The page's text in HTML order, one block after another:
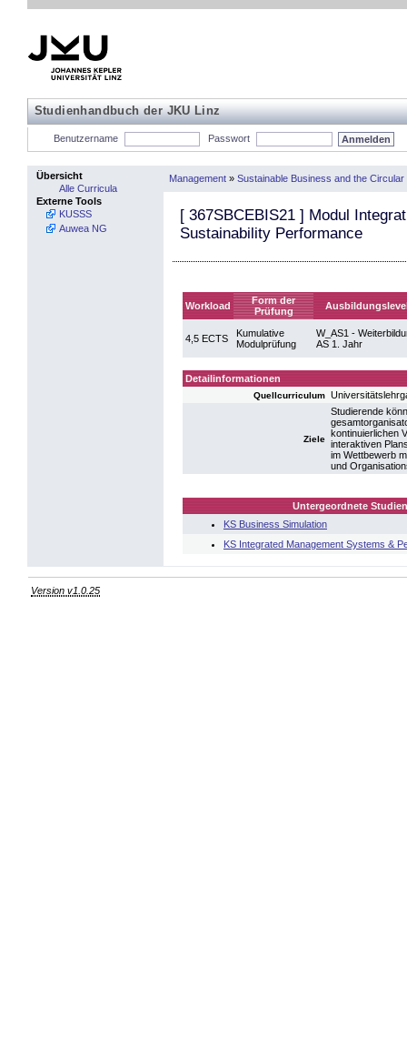
Studienhandbuch der JKU Linz
Benutzername Passwort
Übersicht
Alle Curricula
Externe Tools
KUSSS
Auwea NG
Management » Sustainable Business and the
[ 367SBCEBIS21 ] Modul
Sustainability Performance
Workload
Form der
Prüfung
4,5 ECTS
Kumulative
Modulprüfung
W_AS1 -
AS 1. Jahr
Detailinformationen
Quellcurriculum
Ziele
Studierende
kontinuierlichen
interaktiven
im Wettbewerb
und
Untergeordnete
KS Business Simulation
KS Integrated Management Systems &
Version v1.0.25